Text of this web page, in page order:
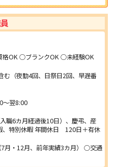
OK ○ブランクOK ○未経験OK
（夜勤4回、日祭日2回、早遅番
～翌8:00
職6カ月経過後10日）、慶弔、産
、特別休暇 年間休日 120日＋有休
・12月、前年実績3カ月） ○交通